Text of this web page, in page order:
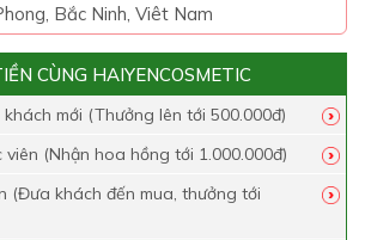
Bắc Ninh, Viêt Nam
CÙNG HAIYENCOSMETIC
mới (Thưởng lên tới 500.000đ)
(Nhận hoa hồng tới 1.000.000đ)
(Đưa khách đến mua, thưởng tới